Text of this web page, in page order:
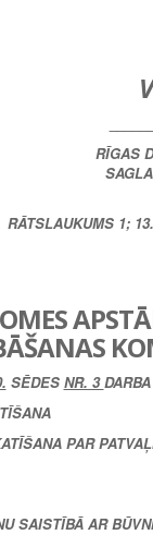
RĪGAS
RĀTSLAUKUMS 1;
SĒDES NR. 3
PAR
SAISTĪBĀ AR